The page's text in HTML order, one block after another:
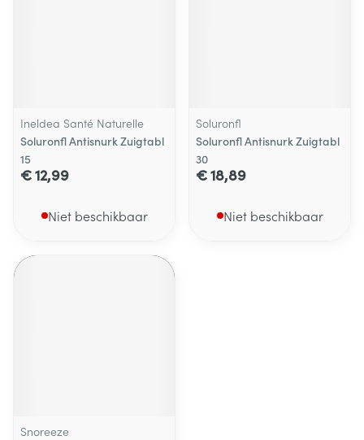
Ineldea Santé Naturelle
Soluronfl Antisnurk Zuigtabl
15
€ 12,99
Niet beschikbaar
Soluronfl
Soluronfl Antisnurk Zuigtabl
30
€ 18,89
Niet beschikbaar
Snoreeze